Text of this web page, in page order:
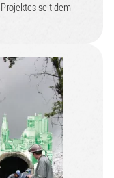
seit dem